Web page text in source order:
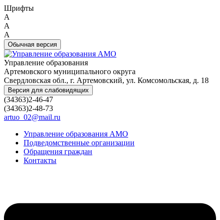
Шрифты
A
A
A
Обычная версия
Управление образования
Артемовского муниципального округа
Свердловская обл., г. Артемовский, ул. Комсомольская, д. 18
Версия для слабовидящих
(34363)2-46-47
(34363)2-48-73
artuo_02@mail.ru
Управление образования АМО
Подведомственные организации
Обращения граждан
Контакты